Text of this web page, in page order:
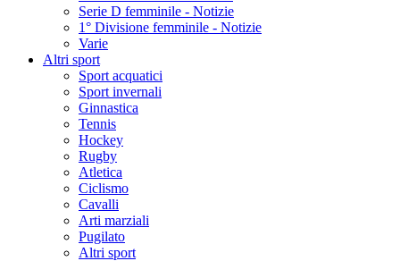
Serie D femminile - Notizie
1° Divisione femminile - Notizie
Varie
Altri sport
Sport acquatici
Sport invernali
Ginnastica
Tennis
Hockey
Rugby
Atletica
Ciclismo
Cavalli
Arti marziali
Pugilato
Altri sport